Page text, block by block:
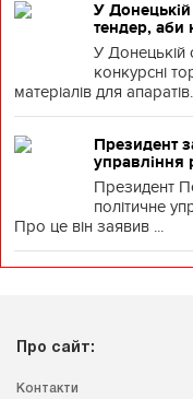
У
тендер, аби
У Донецькій
конкурсні
матеріалів для
Президент
управління
Президент
політичне
Про це він заявив ...
Про сайт:
Контакти